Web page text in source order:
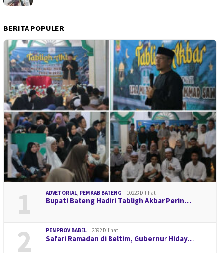
BERITA POPULER
1 ADVETORIAL, PEMKAB BATENG 10223 Dilihat
Bupati Bateng Hadiri Tabligh Akbar Perin…
2 PEMPROV BABEL 2392 Dilihat
Safari Ramadan di Beltim, Gubernur Hiday…